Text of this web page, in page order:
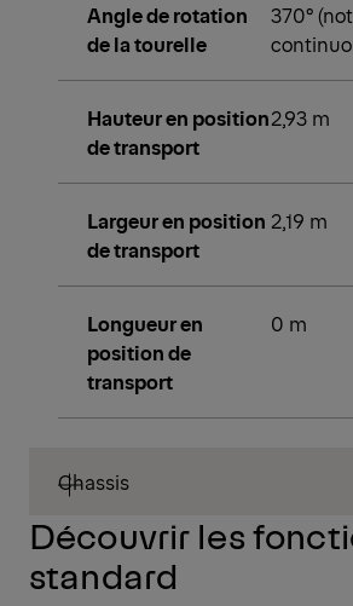
Angle de rotation
de la tourelle
370° (not
Hauteur en position
de transport
2,93 m
Largeur en position
de transport
2,19 m
Longueur en
position de
transport
0 m
Chassis
Découvrir les
standard